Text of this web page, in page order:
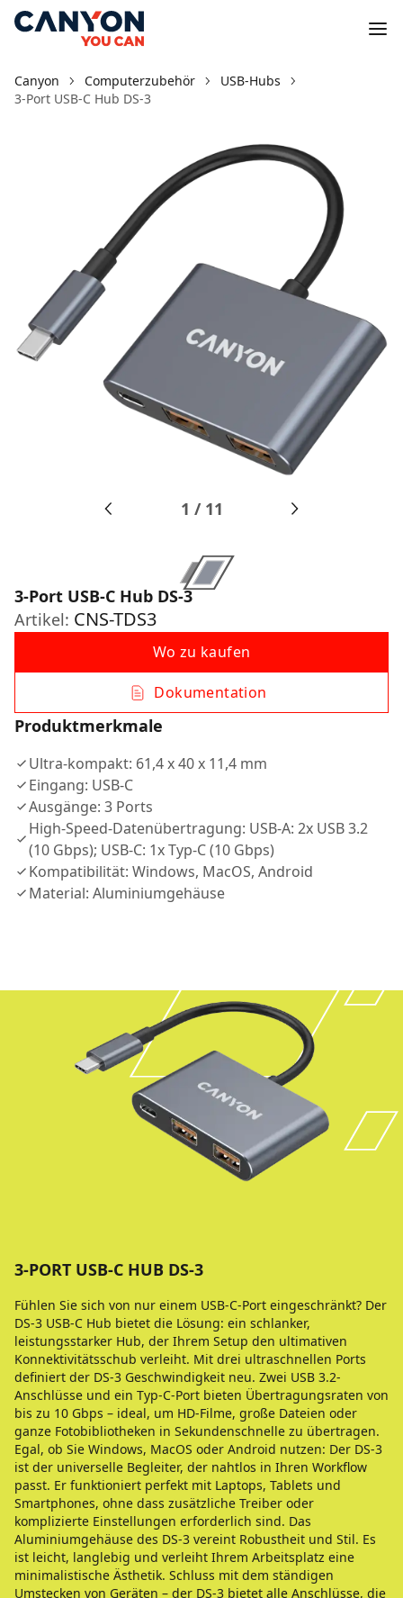
Canyon Computerzubehör
USB-Hubs
3-Port USB-C Hub DS-3
1 / 11
3-Port USB-C Hub DS-3
Artikel: CNS-TDS3
Wo zu kaufen
Dokumentation
Produktmerkmale
Ultra-kompakt: 61,4 x 40 x 11,4 mm
Eingang: USB-C
Ausgänge: 3 Ports
High-Speed-Datenübertragung: USB-A: 2x USB 3.2
(10 Gbps); USB-C: 1x Typ-C (10 Gbps)
Kompatibilität: Windows, MacOS, Android
Material: Aluminiumgehäuse
3-PORT USB-C HUB DS-3
Fühlen Sie sich von nur einem USB-C-Port eingeschränkt? Der
DS-3 USB-C Hub bietet die Lösung: ein schlanker,
leistungsstarker Hub, der Ihrem Setup den ultimativen
Konnektivitätsschub verleiht. Mit drei ultraschnellen Ports
definiert der DS-3 Geschwindigkeit neu. Zwei USB 3.2-
Anschlüsse und ein Typ-C-Port bieten Übertragungsraten von
bis zu 10 Gbps – ideal, um HD-Filme, große Dateien oder
ganze Fotobibliotheken in Sekundenschnelle zu übertragen.
Egal, ob Sie Windows, MacOS oder Android nutzen: Der DS-3
ist der universelle Begleiter, der nahtlos in Ihren Workflow
passt. Er funktioniert perfekt mit Laptops, Tablets und
Smartphones, ohne dass zusätzliche Treiber oder
komplizierte Einstellungen erforderlich sind. Das
Aluminiumgehäuse des DS-3 vereint Robustheit und Stil. Es
ist leicht, langlebig und verleiht Ihrem Arbeitsplatz eine
minimalistische Ästhetik. Schluss mit dem ständigen
Umstecken von Geräten – der DS-3 bietet alle Anschlüsse, die